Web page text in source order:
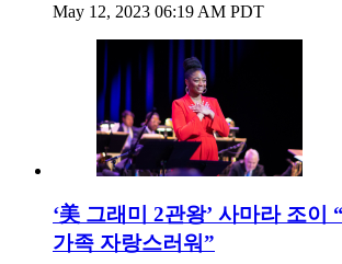
May 12, 2023 06:19 AM PDT
‘美 그래미 2관왕’ 사마라 조이
가족 자랑스러워”